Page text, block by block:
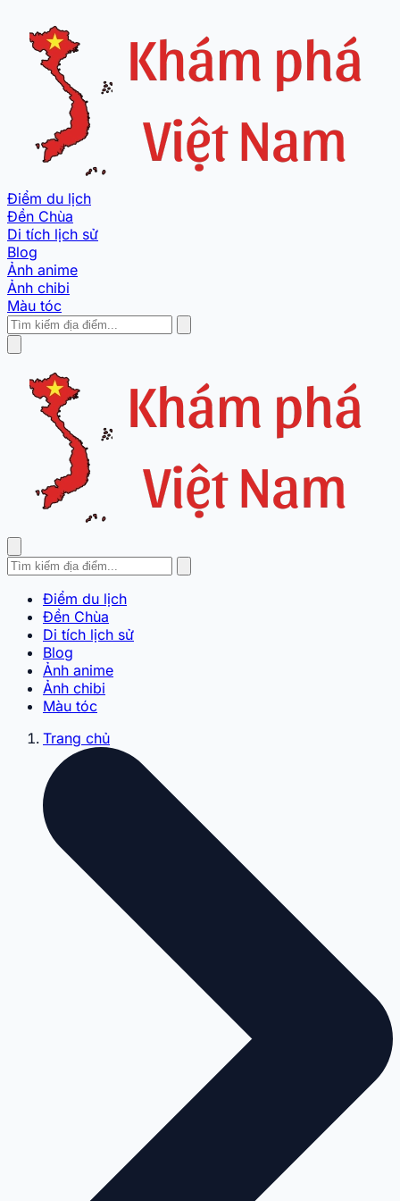
Điểm du lịch
Đền Chùa
Di tích lịch sử
Blog
Ảnh anime
Ảnh chibi
Màu tóc
Điểm du lịch
Đền Chùa
Di tích lịch sử
Blog
Ảnh anime
Ảnh chibi
Màu tóc
Trang chủ